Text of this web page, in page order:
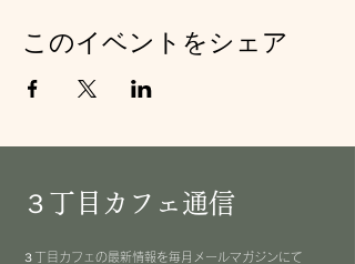
このイベントをシェア
３丁目カフェ通信
３丁目カフェの最新情報を毎月メールマガジンにて